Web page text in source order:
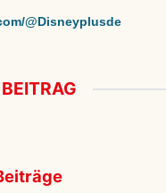
@Disneyplusde
im Beitrag abspielen